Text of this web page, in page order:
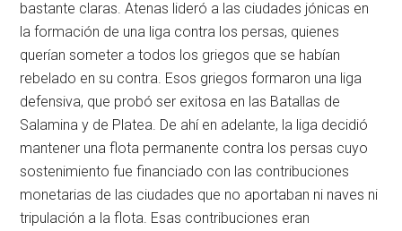
bastante claras. Atenas lideró a las ciudades jónicas en
la formación de una liga contra los persas, quienes
querían someter a todos los griegos que se habían
rebelado en su contra. Esos griegos formaron una liga
defensiva, que probó ser exitosa en las Batallas de
Salamina y de Platea. De ahí en adelante, la liga decidió
mantener una flota permanente contra los persas cuyo
sostenimiento fue financiado con las contribuciones
monetarias de las ciudades que no aportaban ni naves ni
tripulación a la flota. Esas contribuciones eran